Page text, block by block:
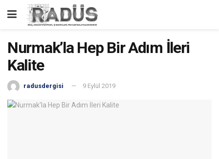
Nurmak’la Hep Bir Adım İleri
Kalite
radusdergisi 9 Eylül 2019